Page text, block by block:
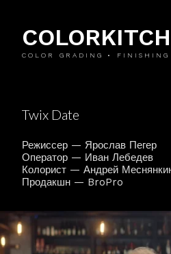
COLOR GRADING • FINISHING
Twix Date
Режиссер — Ярослав Пегер
Оператор — Иван Лебедев
Колорист — Андрей
Продакшн — BroPro